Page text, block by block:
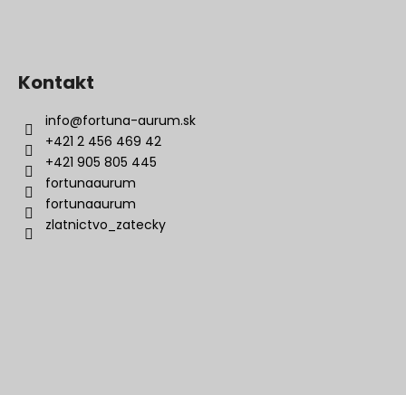
Kontakt
info@fortuna-aurum.sk
+421 2 456 469 42
+421 905 805 445
fortunaaurum
fortunaaurum
zlatnictvo_zatecky